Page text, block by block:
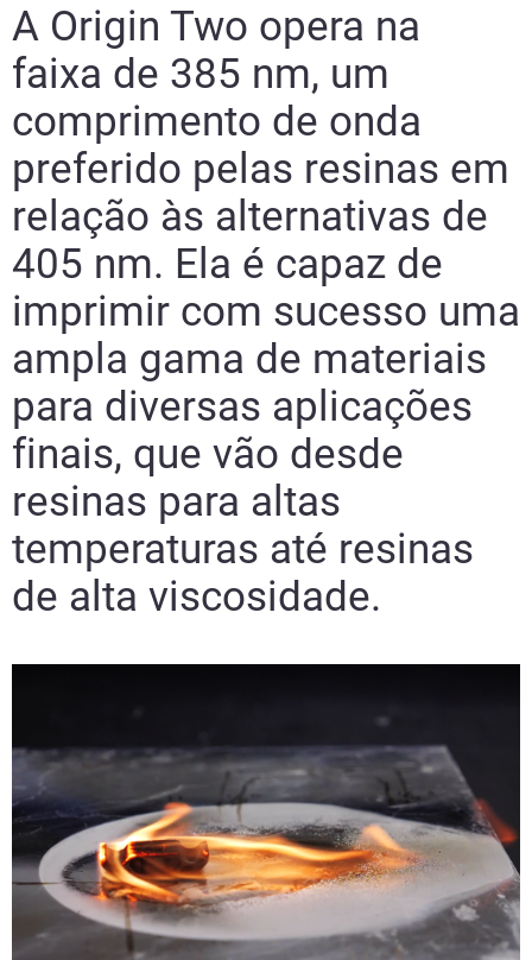
Leia mais
Leia mais
A Origin Two opera na
faixa de 385 nm, um
comprimento de onda
preferido pelas resinas em
relação às alternativas de
405 nm. Ela é capaz de
imprimir com sucesso uma
ampla gama de materiais
para diversas aplicações
finais, que vão desde
resinas para altas
temperaturas até resinas
de alta viscosidade.